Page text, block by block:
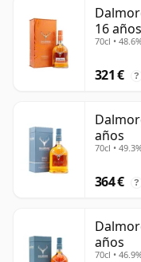
16 años
70cl •
321 € ?
años
70cl •
364 € ?
años
70cl •